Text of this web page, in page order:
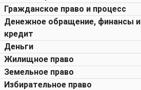
Гражданское право и процесс
Денежное обращение, финансы и
кредит
Деньги
Жилищное право
Земельное право
Избирательное право